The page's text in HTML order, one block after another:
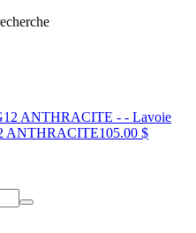
ANTHRACITE105.00 $